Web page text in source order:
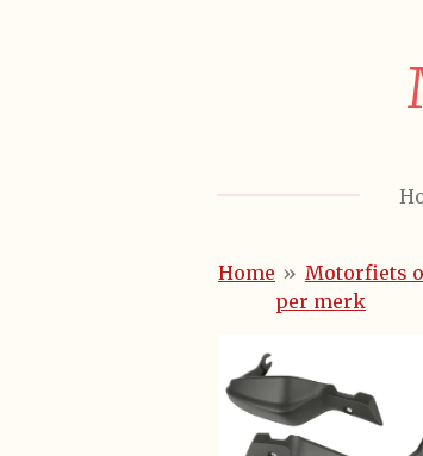
Home » Motorfiets
per merk